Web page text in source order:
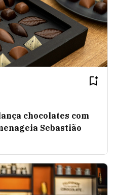
chocolates com
Sebastião